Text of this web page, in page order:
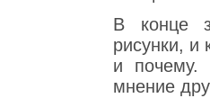
В конце
рисунки, и
и почему.
мнение